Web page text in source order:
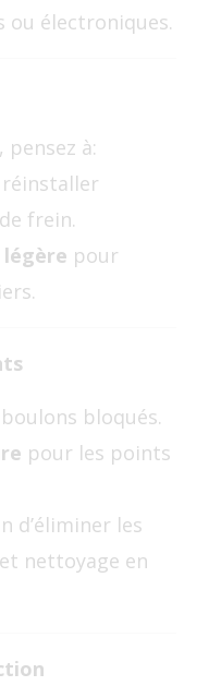
ou électroniques.
à:
frein.
pour
bloqués.
pour les points
d’éliminer les
nettoyage en